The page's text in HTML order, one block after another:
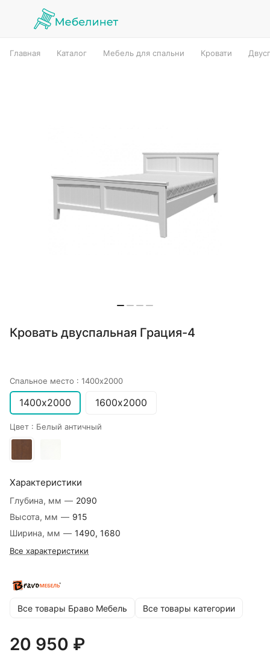
Главная Каталог Мебель для спальни Кровати
Кровать двуспальная Грация-4
Спальное место : 1400х2000
1400х2000 1600х2000
Цвет : Белый античный
Характеристики
Глубина, мм — 2090
Высота, мм — 915
Ширина, мм — 1490, 1680
Все характеристики
Все товары Браво Мебель Все товары категории
20 950 ₽